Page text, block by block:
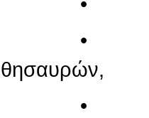
• Τους
θησαυρών,
•